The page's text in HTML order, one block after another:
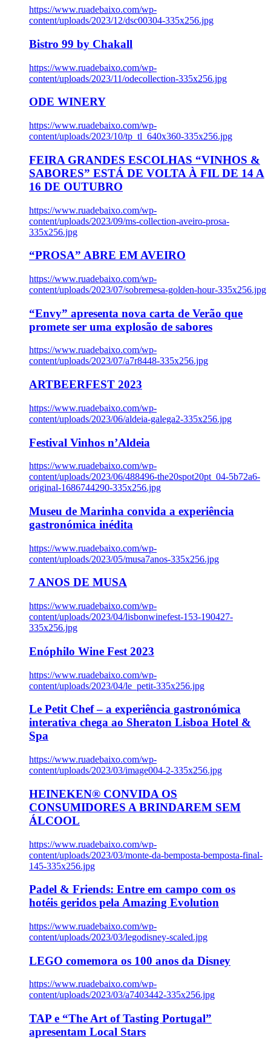
https://www.ruadebaixo.com/wp-
content/uploads/2023/12/dsc00304-335x256.jpg
Bistro 99 by Chakall
https://www.ruadebaixo.com/wp-
content/uploads/2023/11/odecollection-335x256.jpg
ODE WINERY
https://www.ruadebaixo.com/wp-
content/uploads/2023/10/tp_tl_640x360-335x256.jpg
FEIRA GRANDES ESCOLHAS “VINHOS &
SABORES” ESTÁ DE VOLTA À FIL DE 14 A
16 DE OUTUBRO
https://www.ruadebaixo.com/wp-
content/uploads/2023/09/ms-collection-aveiro-prosa-
335x256.jpg
“PROSA” ABRE EM AVEIRO
https://www.ruadebaixo.com/wp-
content/uploads/2023/07/sobremesa-golden-hour-335x256.jpg
“Envy” apresenta nova carta de Verão que
promete ser uma explosão de sabores
https://www.ruadebaixo.com/wp-
content/uploads/2023/07/a7r8448-335x256.jpg
ARTBEERFEST 2023
https://www.ruadebaixo.com/wp-
content/uploads/2023/06/aldeia-galega2-335x256.jpg
Festival Vinhos n’Aldeia
https://www.ruadebaixo.com/wp-
content/uploads/2023/06/488496-the20spot20pt_04-5b72a6-
original-1686744290-335x256.jpg
Museu de Marinha convida a experiência
gastronómica inédita
https://www.ruadebaixo.com/wp-
content/uploads/2023/05/musa7anos-335x256.jpg
7 ANOS DE MUSA
https://www.ruadebaixo.com/wp-
content/uploads/2023/04/lisbonwinefest-153-190427-
335x256.jpg
Enóphilo Wine Fest 2023
https://www.ruadebaixo.com/wp-
content/uploads/2023/04/le_petit-335x256.jpg
Le Petit Chef – a experiência gastronómica
interativa chega ao Sheraton Lisboa Hotel &
Spa
https://www.ruadebaixo.com/wp-
content/uploads/2023/03/image004-2-335x256.jpg
HEINEKEN® CONVIDA OS
CONSUMIDORES A BRINDAREM SEM
ÁLCOOL
https://www.ruadebaixo.com/wp-
content/uploads/2023/03/monte-da-bemposta-bemposta-final-
145-335x256.jpg
Padel & Friends: Entre em campo com os
hotéis geridos pela Amazing Evolution
https://www.ruadebaixo.com/wp-
content/uploads/2023/03/legodisney-scaled.jpg
LEGO comemora os 100 anos da Disney
https://www.ruadebaixo.com/wp-
content/uploads/2023/03/a7403442-335x256.jpg
TAP e “The Art of Tasting Portugal”
apresentam Local Stars